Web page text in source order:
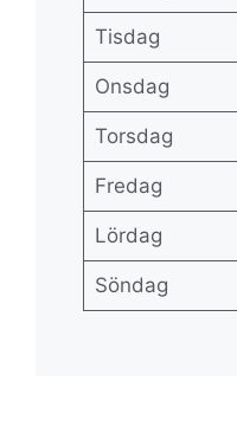
Tisdag
Onsdag
Torsdag
Fredag
Lördag
Söndag